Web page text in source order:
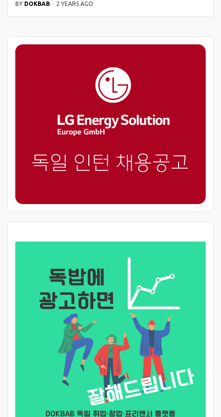
BY DOKBAB 2 YEARS AGO